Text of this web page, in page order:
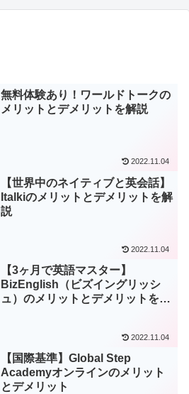
無料体験あり！ワールドトークの
メリットとデメリットを解説
2022.11.04
【世界中のネイティブと英会話】
Italkiのメリットとデメリットを解
説
2022.11.04
【3ヶ月で英語マスター】
BizEnglish（ビズイングリッシ
ュ）のメリットとデメリットを解
2022.11.04
【国際基準】Global Step
Academyオンラインのメリット
とデメリット